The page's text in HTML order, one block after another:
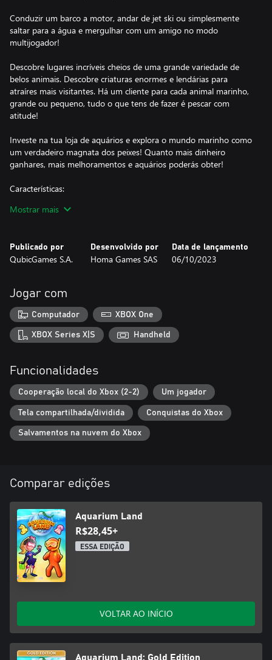
Conduzir um barco a motor, andar de jet ski ou simplesmente
saltar para a água e mergulhar com um amigo no modo
multijogador!
Descobre lugares incríveis cheios de uma grande variedade de
belos animais. Descobre criaturas enormes e lendárias para
atraíres mais visitantes. Há um cliente para cada animal marinho,
grande ou pequeno, tudo o que tens de fazer é pescar com
atitude!
Investe na tua loja de aquários e explora o mundo marinho como
um verdadeiro magnata dos peixes! Quanto mais dinheiro
ganhares, mais melhoramentos e aquários poderás obter!
Características:
- mais de 100 espécies para apanhar
- actualizações de personagens, clientes e empregados
- andar de barco a motor e de jet-ski
- expedições de barco
Será que consegues ser o melhor magnata dos peixes, deixar-te
levar pelas marés e governar o teu aquário de azulejos?
Mostrar mais
Publicado por
QubicGames S.A.
Desenvolvido por
Homa Games SAS
Data de lançamento
06/10/2023
Jogar com
Computador XBOX One
XBOX Series X|S Handheld
Funcionalidades
Cooperação local do Xbox (2-2) Um jogador
Tela compartilhada/dividida Conquistas do Xbox
Salvamentos na nuvem do Xbox
Comparar edições
Aquarium Land
R$28,45+
ESSA EDIÇÃO
VOLTAR AO INÍCIO
Aquarium Land: Gold Edition